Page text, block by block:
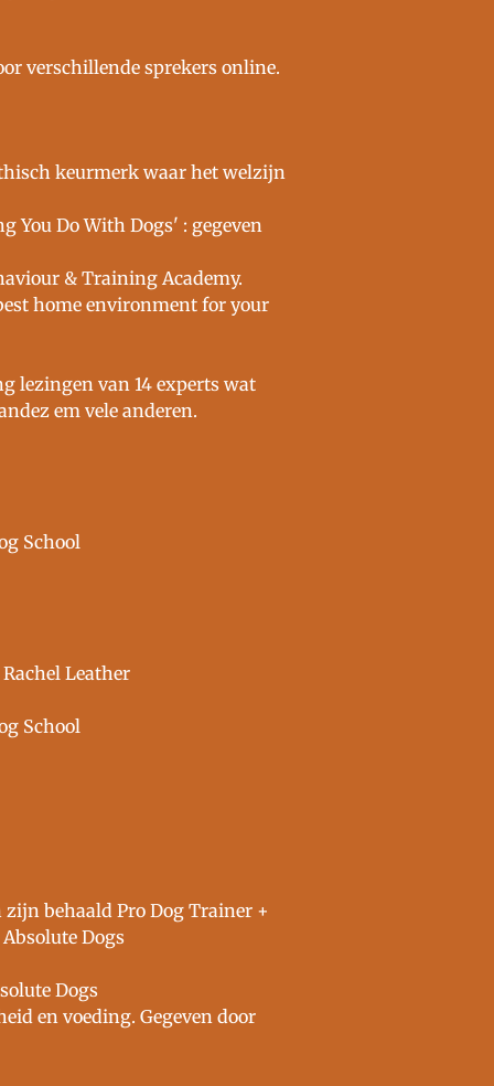
verschillende sprekers online.
keurmerk waar het welzijn
You Do With Dogs' : gegeven
& Training Academy.
home environment for your
lezingen van 14 experts wat
em vele anderen.
School
Leather
School
behaald Pro Dog Trainer +
Dogs
Dogs
en voeding. Gegeven door